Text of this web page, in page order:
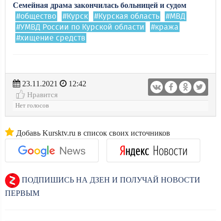
Семейная драма закончилась больницей и судом
#общество #Курск #Курская область
#МВД
#УМВД России по Курской области
#кража
#хищение средств
23.11.2021
12:42
Нравится
Нет голосов
Добавь Kursktv.ru в список своих источников
ПОДПИШИСЬ НА ДЗЕН И ПОЛУЧАЙ НОВОСТИ
ПЕРВЫМ